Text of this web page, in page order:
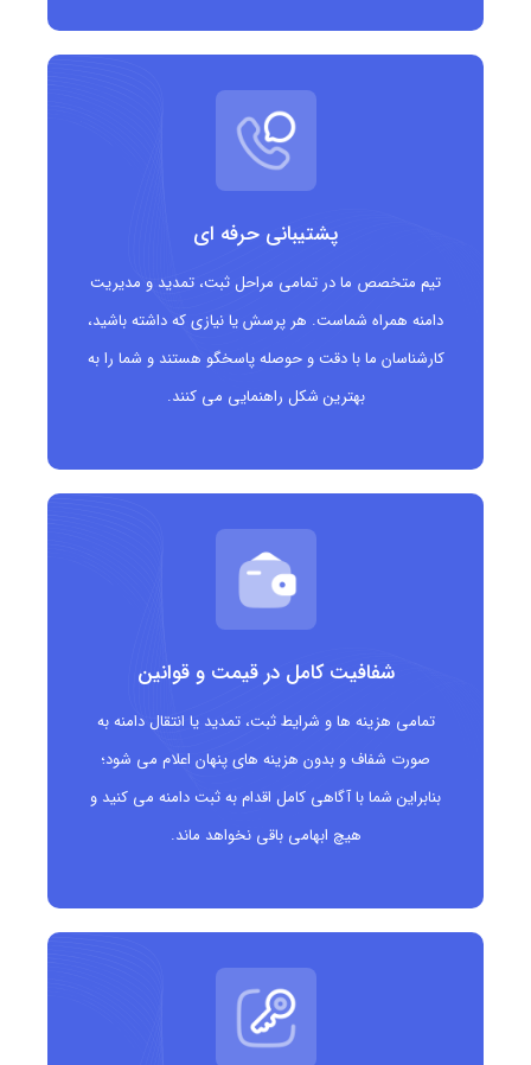
امکان انتخاب نام های دامنه خاص، جذاب و مرتبط با
افزایش اعتماد و جذب مخاطبان هدف با پسوند
تقویت سئوی معنایی در جستجوهای مرتبط با عروسی و
قابلیت استفاده برای وب سایت های بلاگ، فروشگاه
های خدمات عروسی و پلتفرم های رزرو
است؟
دامنه .wedding برای گروه ها و کسب وکارهای زیر بسیار مناسب
فروشندگان لباس عروس، کت و شلوار و اکسسوری های
سالن ها و تالارهای پذیرایی و خدمات مجالس
زندگی
شرکت های خدماتی مرتبط با برنامه ریزی و مدیریت
پشتیبانی حرفه ای
تیم متخصص ما در تمامی مراحل ثبت، تمدید و مدیریت
دامنه همراه شماست. هر پرسش یا نیازی که داشته باشید،
کارشناسان ما با دقت و حوصله پاسخگو هستند و شما را به
بهترین شکل راهنمایی می کنند.
شفافیت کامل در قیمت و قوانین
تمامی هزینه ها و شرایط ثبت، تمدید یا انتقال دامنه به
صورت شفاف و بدون هزینه های پنهان اعلام می شود؛
بنابراین شما با آگاهی کامل اقدام به ثبت دامنه می کنید و
هیچ ابهامی باقی نخواهد ماند.